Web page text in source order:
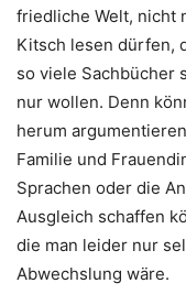
friedliche Welt, nicht
Kitsch lesen dürfen,
so viele Sachbücher
nur wollen. Denn
herum
Familie und
Sprachen oder die
Ausgleich schaffen
die man leider nur
Abwechslung wäre.